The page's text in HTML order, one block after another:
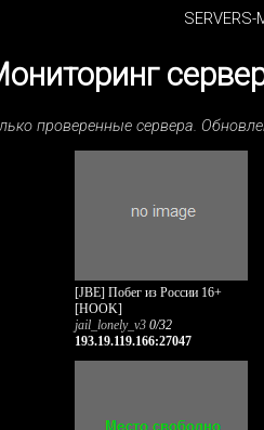
SERVERS-
проверенные сервера.
[JBE] Побег из России 16+
[HOOK]
jail_lonely_v3 0/32
193.19.119.166:27047